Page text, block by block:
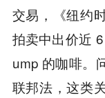
交易，《纽约
拍卖中出价近
ump 的咖啡。
联邦法，这类